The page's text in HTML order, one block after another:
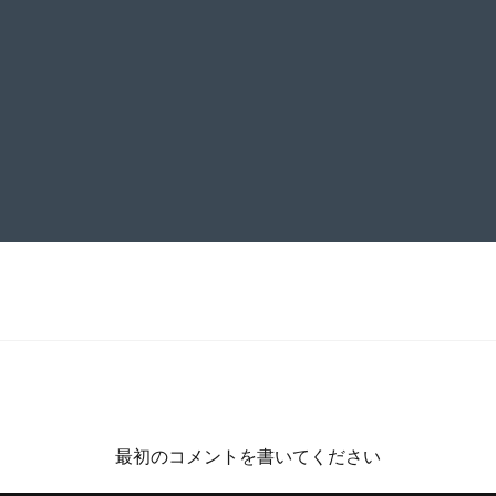
最初のコメントを書いてください